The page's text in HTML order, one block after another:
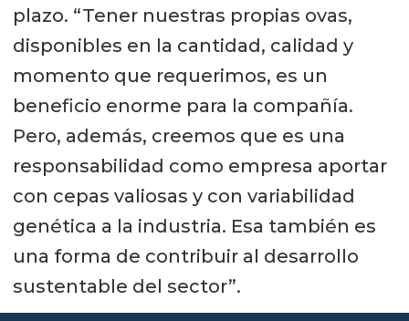
plazo. “Tener nuestras propias ovas,
disponibles en la cantidad, calidad y
momento que requerimos, es un
beneficio enorme para la compañía.
Pero, además, creemos que es una
responsabilidad como empresa aportar
con cepas valiosas y con variabilidad
genética a la industria. Esa también es
una forma de contribuir al desarrollo
sustentable del sector”.